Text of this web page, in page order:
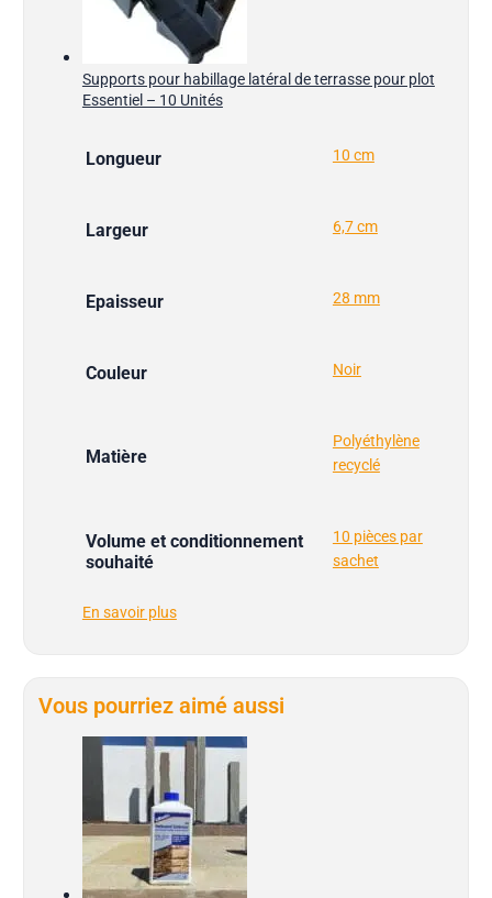
Supports pour habillage latéral de terrasse pour plot
Essentiel – 10 Unités
Longueur 10 cm
Largeur 6,7 cm
Epaisseur 28 mm
Couleur Noir
Matière
Polyéthylène
recyclé
Volume et conditionnement
souhaité
10 pièces par
sachet
En savoir plus
Vous pourriez aimé aussi